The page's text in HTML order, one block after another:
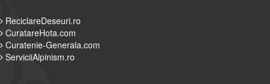
ReciclareDeseuri.ro
CuratareHota.com
Curatenie-Generala.com
ServiciiAlpinism.ro